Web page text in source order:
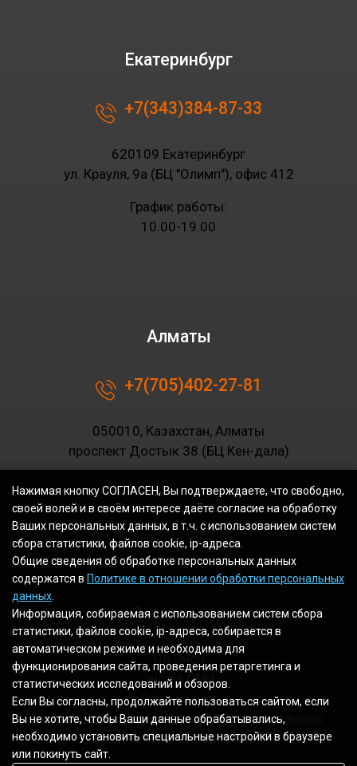
Екатеринбург
+7(343)384-87-33
620109 Екатеринбург
ул. Крауля, 9а (БЦ "Олимп"), офис 412
График работы:
10.00-19.00
Алматы
+7(705)402-27-81
050010, Казахстан, Алматы
проспект Достык 38 (БЦ Кен-дала)
График работы:
10.00-19.00
О компании
Об Энсо
Энсо в СМИ
Достижения
Согласие на обработку персональных данных
Политика конфиденциальности
Нажимая кнопку СОГЛАСЕН, Вы подтверждаете, что свободно,
своей волей и в своём интересе даёте согласие на обработку
Ваших персональных данных, в т.ч. с использованием систем
сбора статистики, файлов cookie, ip-адреса.
Общие сведения об обработке персональных данных
содержатся в Политике в отношении обработки персональных
данных
Информация, собираемая с использованием систем сбора
статистики, файлов cookie, ip-адреса, собирается в
автоматическом режиме и необходима для
функционирования сайта, проведения ретаргетинга и
статистических исследований и обзоров.
Если Вы согласны, продолжайте пользоваться сайтом, если
Вы не хотите, чтобы Ваши данные обрабатывались,
необходимо установить специальные настройки в браузере
или покинуть сайт.